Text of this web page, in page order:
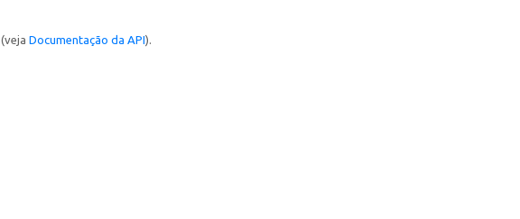
(veja Documentação da API).